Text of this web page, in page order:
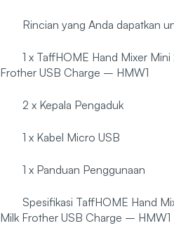
Rincian yang Anda dapatkan
1 x TaffHOME Hand Mixer
Frother USB Charge – HMW1
2 x Kepala Pengaduk
1 x Kabel Micro USB
1 x Panduan Penggunaan
Spesifikasi TaffHOME Hand
Milk Frother USB Charge – HMW1